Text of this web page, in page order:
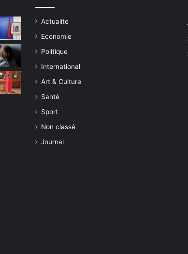
Actualite
Economie
Politique
International
Art & Culture
Santé
Sport
Non classé
Journal